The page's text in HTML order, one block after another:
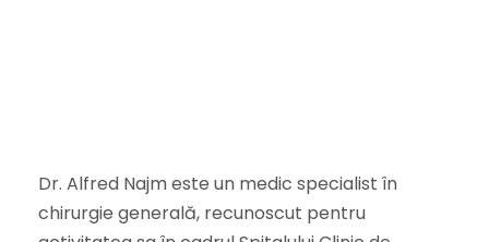
Dr. Alfred Najm este un medic specialist în
chirurgie generală, recunoscut pentru